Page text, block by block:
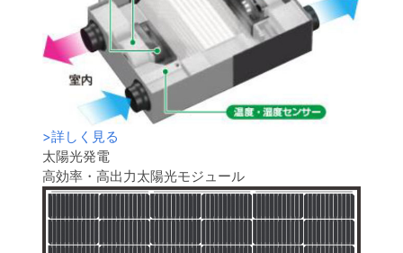
>詳しく見る
太陽光発電
高効率・高出力太陽光モジュール